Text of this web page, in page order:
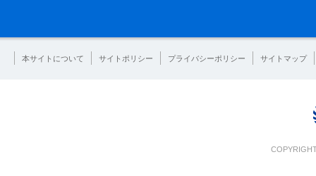
本サイトについて サイトポリシー プライバシーポリシー サイトマップ